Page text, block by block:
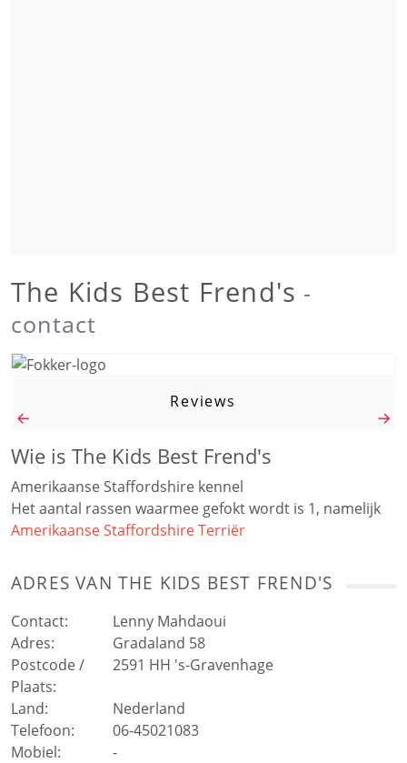
The Kids Best Frend's -
contact
Reviews
Wie is The Kids Best Frend's
Amerikaanse Staffordshire kennel
Het aantal rassen waarmee gefokt wordt is 1, namelijk
Amerikaanse Staffordshire Terriër
ADRES VAN THE KIDS BEST FREND'S
Contact:
Lenny Mahdaoui
Adres:
Gradaland 58
Postcode /
Plaats:
2591 HH 's-Gravenhage
Land:
Nederland
Telefoon:
06-45021083
Mobiel:
-